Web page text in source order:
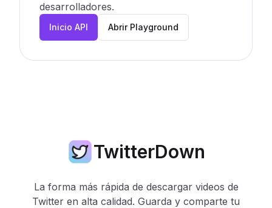
desarrolladores.
Inicio API Abrir Playground
TwitterDown
La forma más rápida de descargar videos de
Twitter en alta calidad. Guarda y comparte tu